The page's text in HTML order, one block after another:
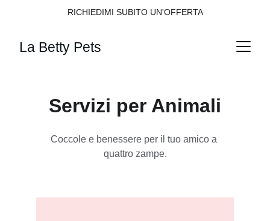
RICHIEDIMI SUBITO UN'OFFERTA
La Betty Pets
Servizi per Animali
Coccole e benessere per il tuo amico a
quattro zampe.